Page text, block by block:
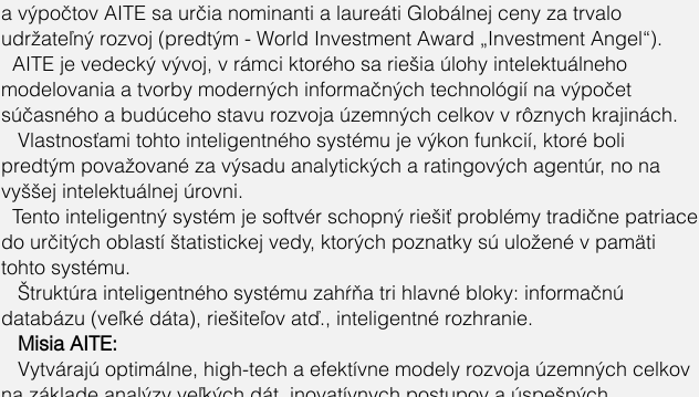
a výpočtov AITE sa určia nominanti a laureáti Globálnej ceny za trvalo
udržateľný rozvoj (predtým - World Investment Award „Investment Angel“).
AITE je vedecký vývoj, v rámci ktorého sa riešia úlohy intelektuálneho
modelovania a tvorby moderných informačných technológií na výpočet
súčasného a budúceho stavu rozvoja územných celkov v rôznych krajinách.
Vlastnosťami tohto inteligentného systému je výkon funkcií, ktoré boli
predtým považované za výsadu analytických a ratingových agentúr, no na
vyššej intelektuálnej úrovni.
Tento inteligentný systém je softvér schopný riešiť problémy tradične patriace
do určitých oblastí štatistickej vedy, ktorých poznatky sú uložené v pamäti
tohto systému.
Štruktúra inteligentného systému zahŕňa tri hlavné bloky: informačnú
databázu (veľké dáta), riešiteľov atď., inteligentné rozhranie.
Misia AITE:
Vytvárajú optimálne, high-tech a efektívne modely rozvoja územných celkov